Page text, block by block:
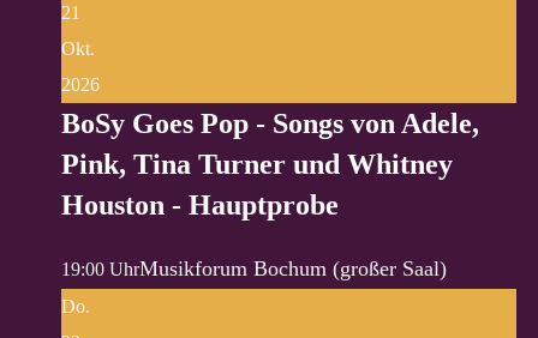
21
Okt.
2026
BoSy Goes Pop - Songs von Adele,
Pink, Tina Turner und Whitney
Houston - Hauptprobe
19:00 UhrMusikforum Bochum (großer Saal)
Do.